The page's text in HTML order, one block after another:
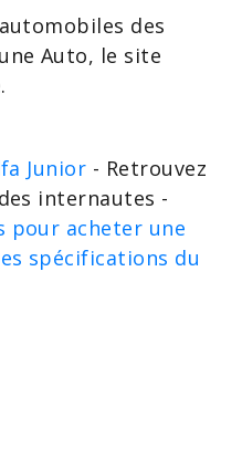
des
Auto, le site
Junior - Retrouvez
internautes -
pour acheter une
spécifications du